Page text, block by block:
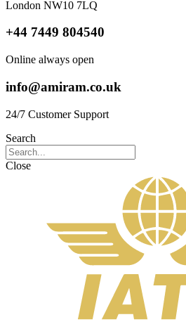
London NW10 7LQ
+44 7449 804540
Online always open
info@amiram.co.uk
24/7 Customer Support
Search
Close